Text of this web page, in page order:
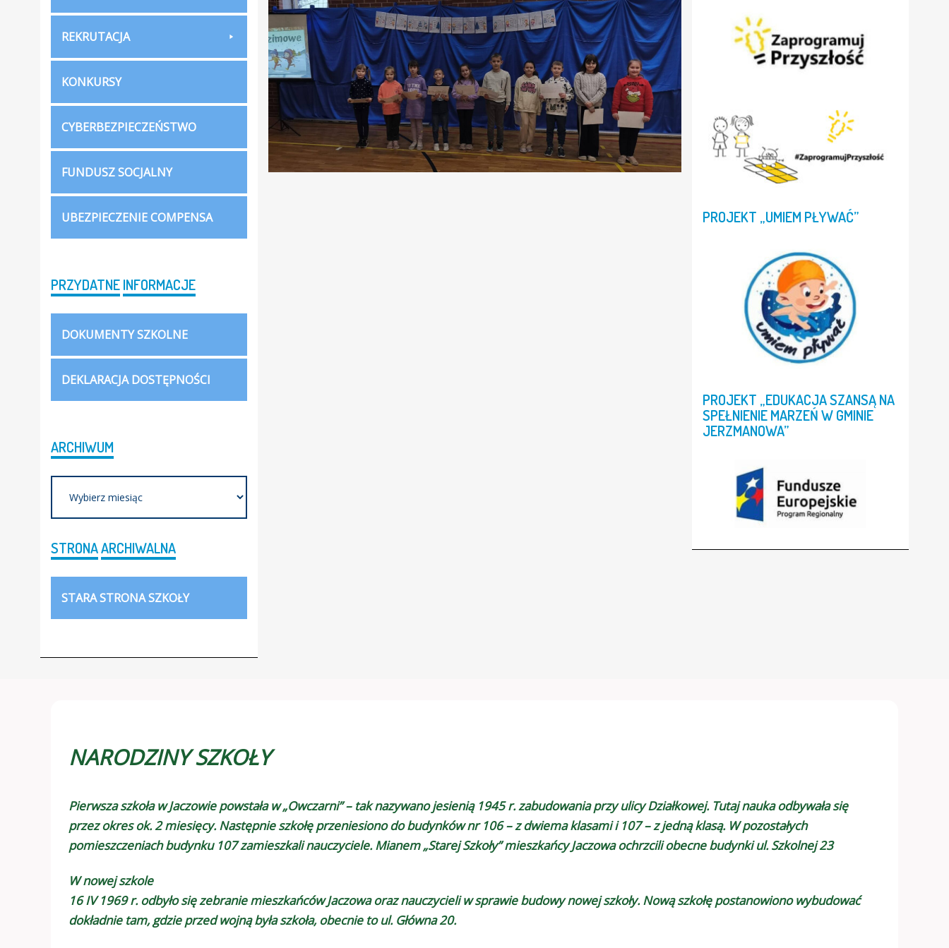
REKRUTACJA
KONKURSY
CYBERBEZPIECZEŃSTWO
FUNDUSZ SOCJALNY
UBEZPIECZENIE COMPENSA
PRZYDATNEINFORMACJE
DOKUMENTY SZKOLNE
DEKLARACJA DOSTĘPNOŚCI
ARCHIWUM
STRONAARCHIWALNA
STARA STRONA SZKOŁY
PROJEKT „UMIEM PŁYWAĆ”
PROJEKT „EDUKACJASZANSĄ NA
SPEŁNIENIE MARZEŃW GMINIE
JERZMANOWA”
NARODZINY SZKOŁY
Pierwsza szkoła w Jaczowie powstała w „Owczarni” – tak nazywano jesienią 1945 r. zabudowania przy ulicy Działkowej. Tutaj nauka odbywała się
przez okres ok. 2 miesięcy. Następnie szkołę przeniesiono do budynków nr 106 – z dwiema klasami i 107 – z jedną klasą. W pozostałych
pomieszczeniach budynku 107 zamieszkali nauczyciele. Mianem „Starej Szkoły” mieszkańcy Jaczowa ochrzcili obecne budynki ul. Szkolnej 23
W nowej szkole
16 IV 1969 r. odbyło się zebranie mieszkańców Jaczowa oraz nauczycieli w sprawie budowy nowej szkoły. Nową szkołę postanowiono wybudować
dokładnie tam, gdzie przed wojną była szkoła, obecnie to ul. Główna 20.